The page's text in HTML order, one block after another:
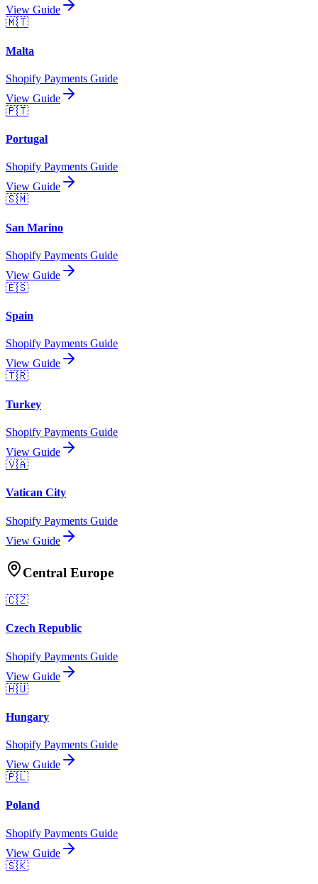
View Guide
🇲🇹
Malta
Shopify Payments Guide
View Guide
🇵🇹
Portugal
Shopify Payments Guide
View Guide
🇸🇲
San Marino
Shopify Payments Guide
View Guide
🇪🇸
Spain
Shopify Payments Guide
View Guide
🇹🇷
Turkey
Shopify Payments Guide
View Guide
🇻🇦
Vatican City
Shopify Payments Guide
View Guide
Central Europe
🇨🇿
Czech Republic
Shopify Payments Guide
View Guide
🇭🇺
Hungary
Shopify Payments Guide
View Guide
🇵🇱
Poland
Shopify Payments Guide
View Guide
🇸🇰